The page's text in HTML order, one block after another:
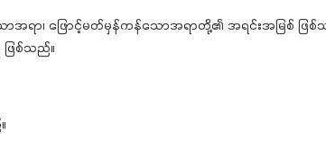
ရာ၊ ဖြောင့်မတ်မှန်ကန်သောအရာတို့၏ အရင်းအမြစ် ဖြစ်
ြစ်သည်။